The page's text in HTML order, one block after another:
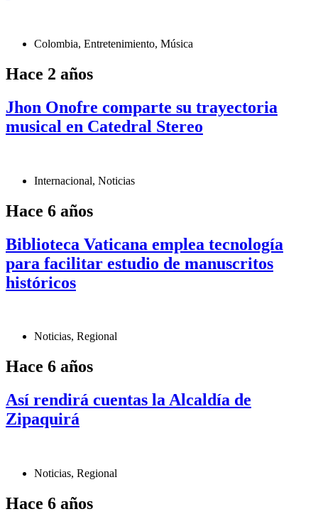
Colombia, Entretenimiento, Música
Hace 2 años
Jhon Onofre comparte su trayectoria
musical en Catedral Stereo
Internacional, Noticias
Hace 6 años
Biblioteca Vaticana emplea tecnología
para facilitar estudio de manuscritos
históricos
Noticias, Regional
Hace 6 años
Así rendirá cuentas la Alcaldía de
Zipaquirá
Noticias, Regional
Hace 6 años